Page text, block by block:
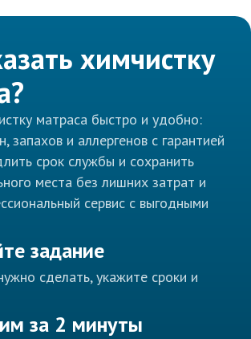
химчистку
матраса быстро и удобно:
запахов и аллергенов с гарантией
срок службы и сохранить
места без лишних затрат и
сервис с выгодными
задание
сделать, укажите сроки и
за 2 минуты